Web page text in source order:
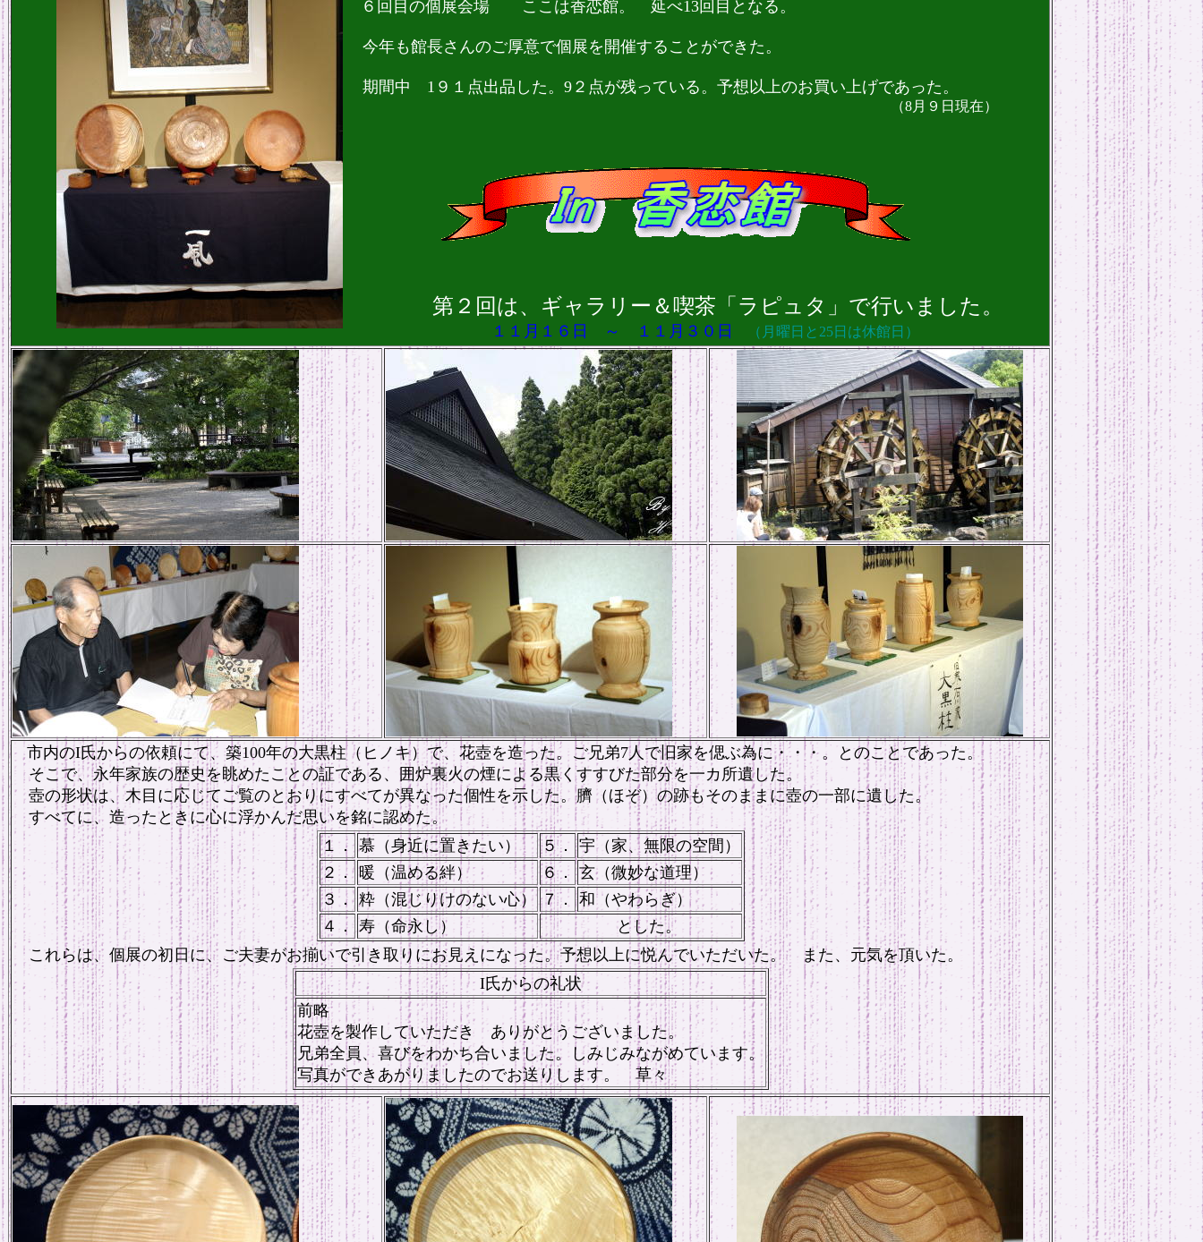
６回目の個展会場 ここは香恋館。 延べ13回目となる。
今年も館長さんのご厚意で個展を開催することができた。
期間中 1９１点出品した。9２点が残っている。予想以上のお買い上げであった。
（8月９日現在）
第２回は、ギャラリー＆喫茶「ラピュタ」で行いました。
１１月１６日 ～ １１月３０日 （月曜日と25日は休館日）
市内のI氏からの依頼にて、築100年の大黒柱（ヒノキ）で、花壺を造った。ご兄弟7人で旧家を偲ぶ為に・・・。とのことであった。
そこで、永年家族の歴史を眺めたことの証である、囲炉裏火の煙による黒くすすびた部分を一カ所遺した。
壺の形状は、木目に応じてご覧のとおりにすべてが異なった個性を示した。臍（ほぞ）の跡もそのままに壺の一部に遺した。
すべてに、造ったときに心に浮かんだ思いを銘に認めた。
１． 慕（身近に置きたい） ５． 宇（家、無限の空間）
２． 暖（温める絆） ６． 玄（微妙な道理）
３． 粋（混じりけのない心） ７． 和（やわらぎ）
４． 寿（命永し）
とした。
これらは、個展の初日に、ご夫妻がお揃いで引き取りにお見えになった。予想以上に悦んでいただいた。 また、元気を頂いた。
I氏からの礼状
前略
花壺を製作していただき ありがとうございました。
兄弟全員、喜びをわかち合いました。しみじみながめています。
写真ができあがりましたのでお送りします。 草々